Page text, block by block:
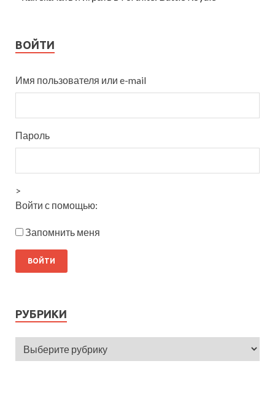
ВОЙТИ
Имя пользователя или e-mail
Пароль
>
Войти с помощью:
Запомнить меня
РУБРИКИ